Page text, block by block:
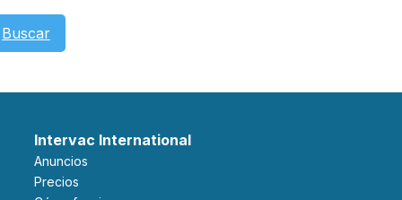
Buscar
Intervac International
Anuncios
Precios